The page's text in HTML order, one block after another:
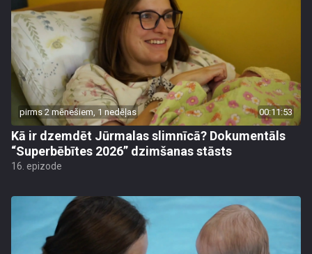
pirms 2 mēnešiem, 1 nedēļas 00:11:53
Kā ir dzemdēt Jūrmalas slimnīcā? Dokumentāls
“Superbēbītes 2026” dzimšanas stāsts
16. epizode